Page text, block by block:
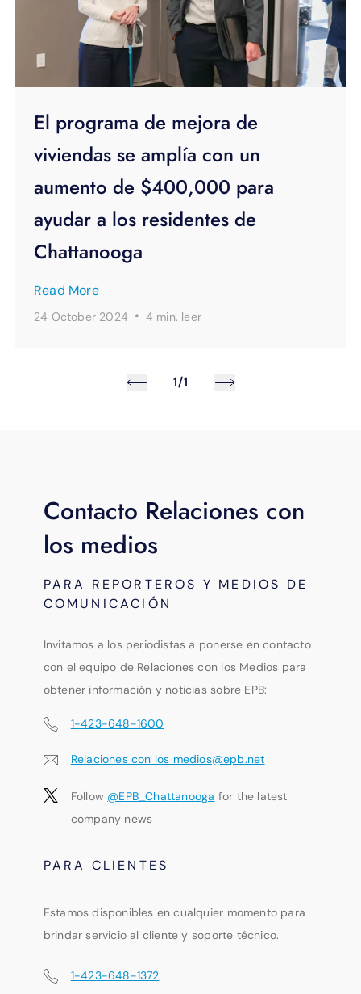
El programa de mejora de
viviendas se amplía con un
aumento de $400,000 para
ayudar a los residentes de
Chattanooga
Read More
24 October 2024 · 4 min. leer
1/1
Contacto Relaciones con
los medios
PARA REPORTEROS Y MEDIOS DE
COMUNICACIÓN
Invitamos a los periodistas a ponerse en contacto
con el equipo de Relaciones con los Medios para
obtener información y noticias sobre EPB:
1-423-648-1600
Relaciones con los medios@epb.net
Follow @EPB_Chattanooga for the latest
company news
PARA CLIENTES
Estamos disponibles en cualquier momento para
brindar servicio al cliente y soporte técnico.
1-423-648-1372